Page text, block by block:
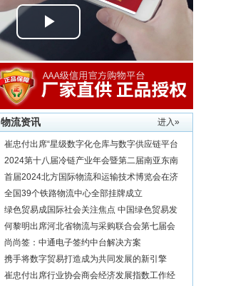
进入»
物流资讯
崔忠付出席“星级数字化仓库与数字供应链平台
金融服务中国行——太原站”座谈会
2024第十八届冷链产业年会暨第二届南亚东南
亚冷链物流行业高质量发展大会在昆明举行
首届2024北方国际物流和运输技术博览会在济
南举行
全国39个铁路物流中心全部挂牌成立
绿色贸易成国际社会关注焦点 中国绿色贸易发
展成效明显
何黎明出席河北省物流与采购联合会第七届会
员代表大会暨第七届理事会第一次会议
尚尚签：中通电子签约中台解决方案
携手将数字贸易打造成为共同发展的新引擎
——从数贸会看数字经济发展新动能
崔忠付出席行业协会商会经济发展指数工作经